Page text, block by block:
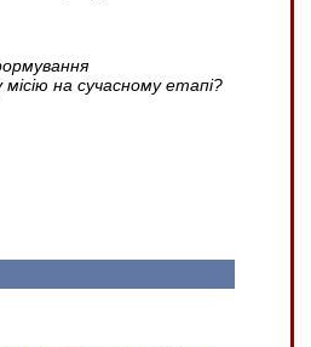
на сучасному етапі?